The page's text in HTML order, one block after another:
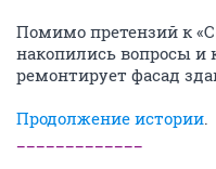
Помимо претензий к
накопились вопросы и
ремонтирует фасад
Продолжение истории.